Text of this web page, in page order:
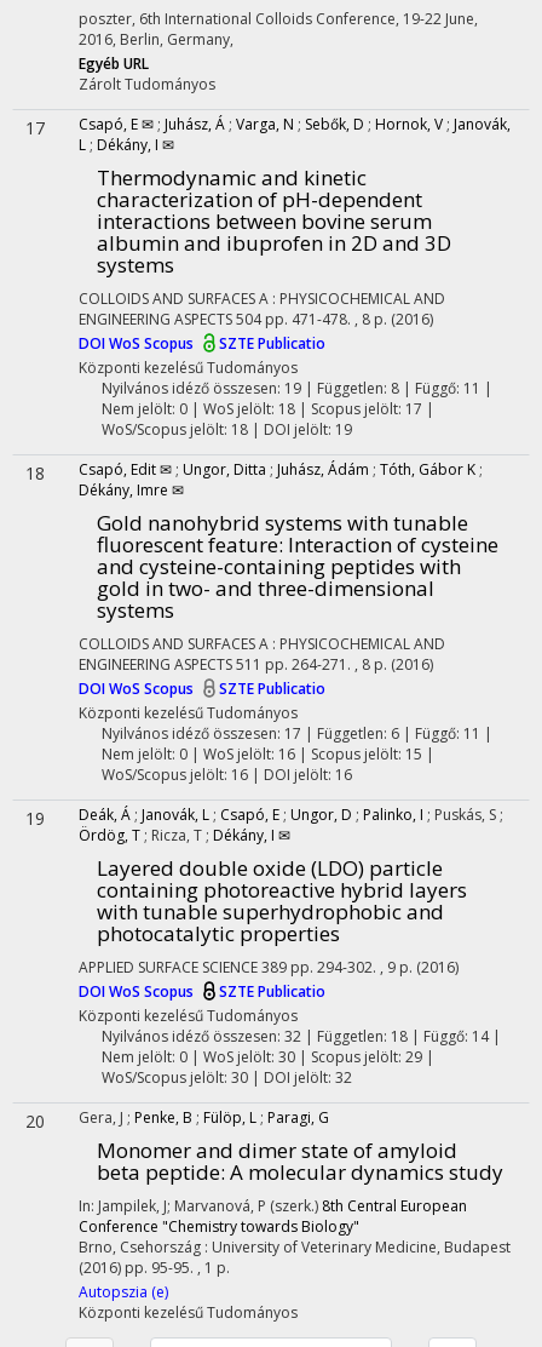
poszter, 6th International Colloids Conference, 19-22 June,
2016, Berlin, Germany,
Egyéb URL
ZároltTudományos
17 Csapó, E ✉ ; Juhász, Á ; Varga, N ; Sebők, D ; Hornok, V ; Janovák,
L ; Dékány, I ✉
Thermodynamic and kinetic
characterization of pH-dependent
interactions between bovine serum
albumin and ibuprofen in 2D and 3D
systems
COLLOIDS AND SURFACES A : PHYSICOCHEMICAL AND
ENGINEERING ASPECTS504 pp. 471-478. , 8 p. (2016)
DOIWoS Scopus
SZTE Publicatio
Központi kezelésűTudományos
Nyilvános idéző összesen: 19| Független: 8 | Függő: 11 |
Nem jelölt: 0 | WoS jelölt: 18 | Scopus jelölt: 17 |
WoS/Scopus jelölt: 18 | DOI jelölt: 19
18 Csapó, Edit ✉ ; Ungor, Ditta ; Juhász, Ádám ; Tóth, Gábor K ;
Dékány, Imre ✉
Gold nanohybrid systems with tunable
fluorescent feature: Interaction of cysteine
and cysteine-containing peptides with
gold in two- and three-dimensional
systems
COLLOIDS AND SURFACES A : PHYSICOCHEMICAL AND
ENGINEERING ASPECTS511 pp. 264-271. , 8 p. (2016)
DOIWoS Scopus
SZTE Publicatio
Központi kezelésűTudományos
Nyilvános idéző összesen: 17 | Független: 6 | Függő: 11 |
Nem jelölt: 0 | WoS jelölt: 16 | Scopus jelölt: 15 |
WoS/Scopus jelölt: 16 | DOI jelölt: 16
19 Deák, Á ; Janovák, L ; Csapó, E ; Ungor, D ; Palinko, I ; Puskás, S ;
Ördög, T ; Ricza, T ; Dékány, I ✉
Layered double oxide (LDO) particle
containing photoreactive hybrid layers
with tunable superhydrophobic and
photocatalytic properties
APPLIED SURFACE SCIENCE389 pp. 294-302. , 9 p. (2016)
DOIWoS Scopus
SZTE Publicatio
Központi kezelésűTudományos
Nyilvános idéző összesen: 32| Független: 18 | Függő: 14 |
Nem jelölt: 0 | WoS jelölt: 30 | Scopus jelölt: 29 |
WoS/Scopus jelölt: 30 | DOI jelölt: 32
20 Gera, J ; Penke, B ; Fülöp, L ; Paragi, G
Monomer and dimer state of amyloid
beta peptide: A molecular dynamics study
In: Jampilek, J; Marvanová, P (szerk.) 8th Central European
Conference "Chemistry towards Biology"
Brno, Csehország : University of Veterinary Medicine, Budapest
(2016) pp. 95-95. , 1 p.
Autopszia (e)
Központi kezelésűTudományos